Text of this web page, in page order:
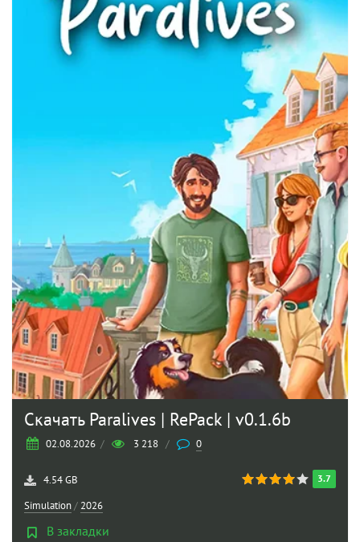
Скачать Paralives | RePack | v0.1.6b
02.08.2026 / 3 218 / 0
3.7
4.54 GB
Simulation/ 2026
В закладки